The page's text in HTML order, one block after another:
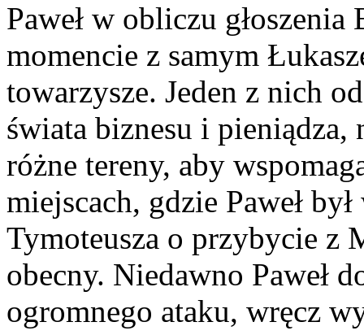
Paweł w obliczu
momencie z samym
towarzysze. Jeden z nich
świata biznesu i pieniądza,
różne tereny, aby
miejscach, gdzie Paweł
Tymoteusza o przybycie z
obecny. Niedawno Paweł
ogromnego ataku, wręcz